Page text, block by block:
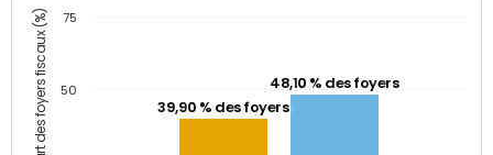
Part des foyers fiscaux (%) 39,90 % des foyers
48,10 % des foyers
50
75